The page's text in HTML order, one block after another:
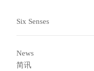
Six Senses
News
简讯